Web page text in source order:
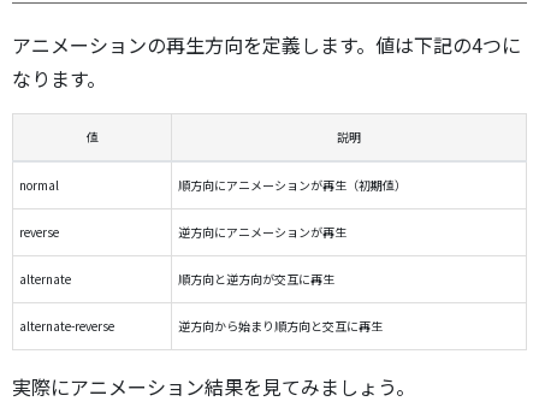
アニメーションの再生方向を定義します。値は下記の4つに
なります。
値 説明
normal 順方向にアニメーションが再生（初期値）
reverse 逆方向にアニメーションが再生
alternate 順方向と逆方向が交互に再生
alternate-reverse 逆方向から始まり順方向と交互に再生
実際にアニメーション結果を見てみましょう。